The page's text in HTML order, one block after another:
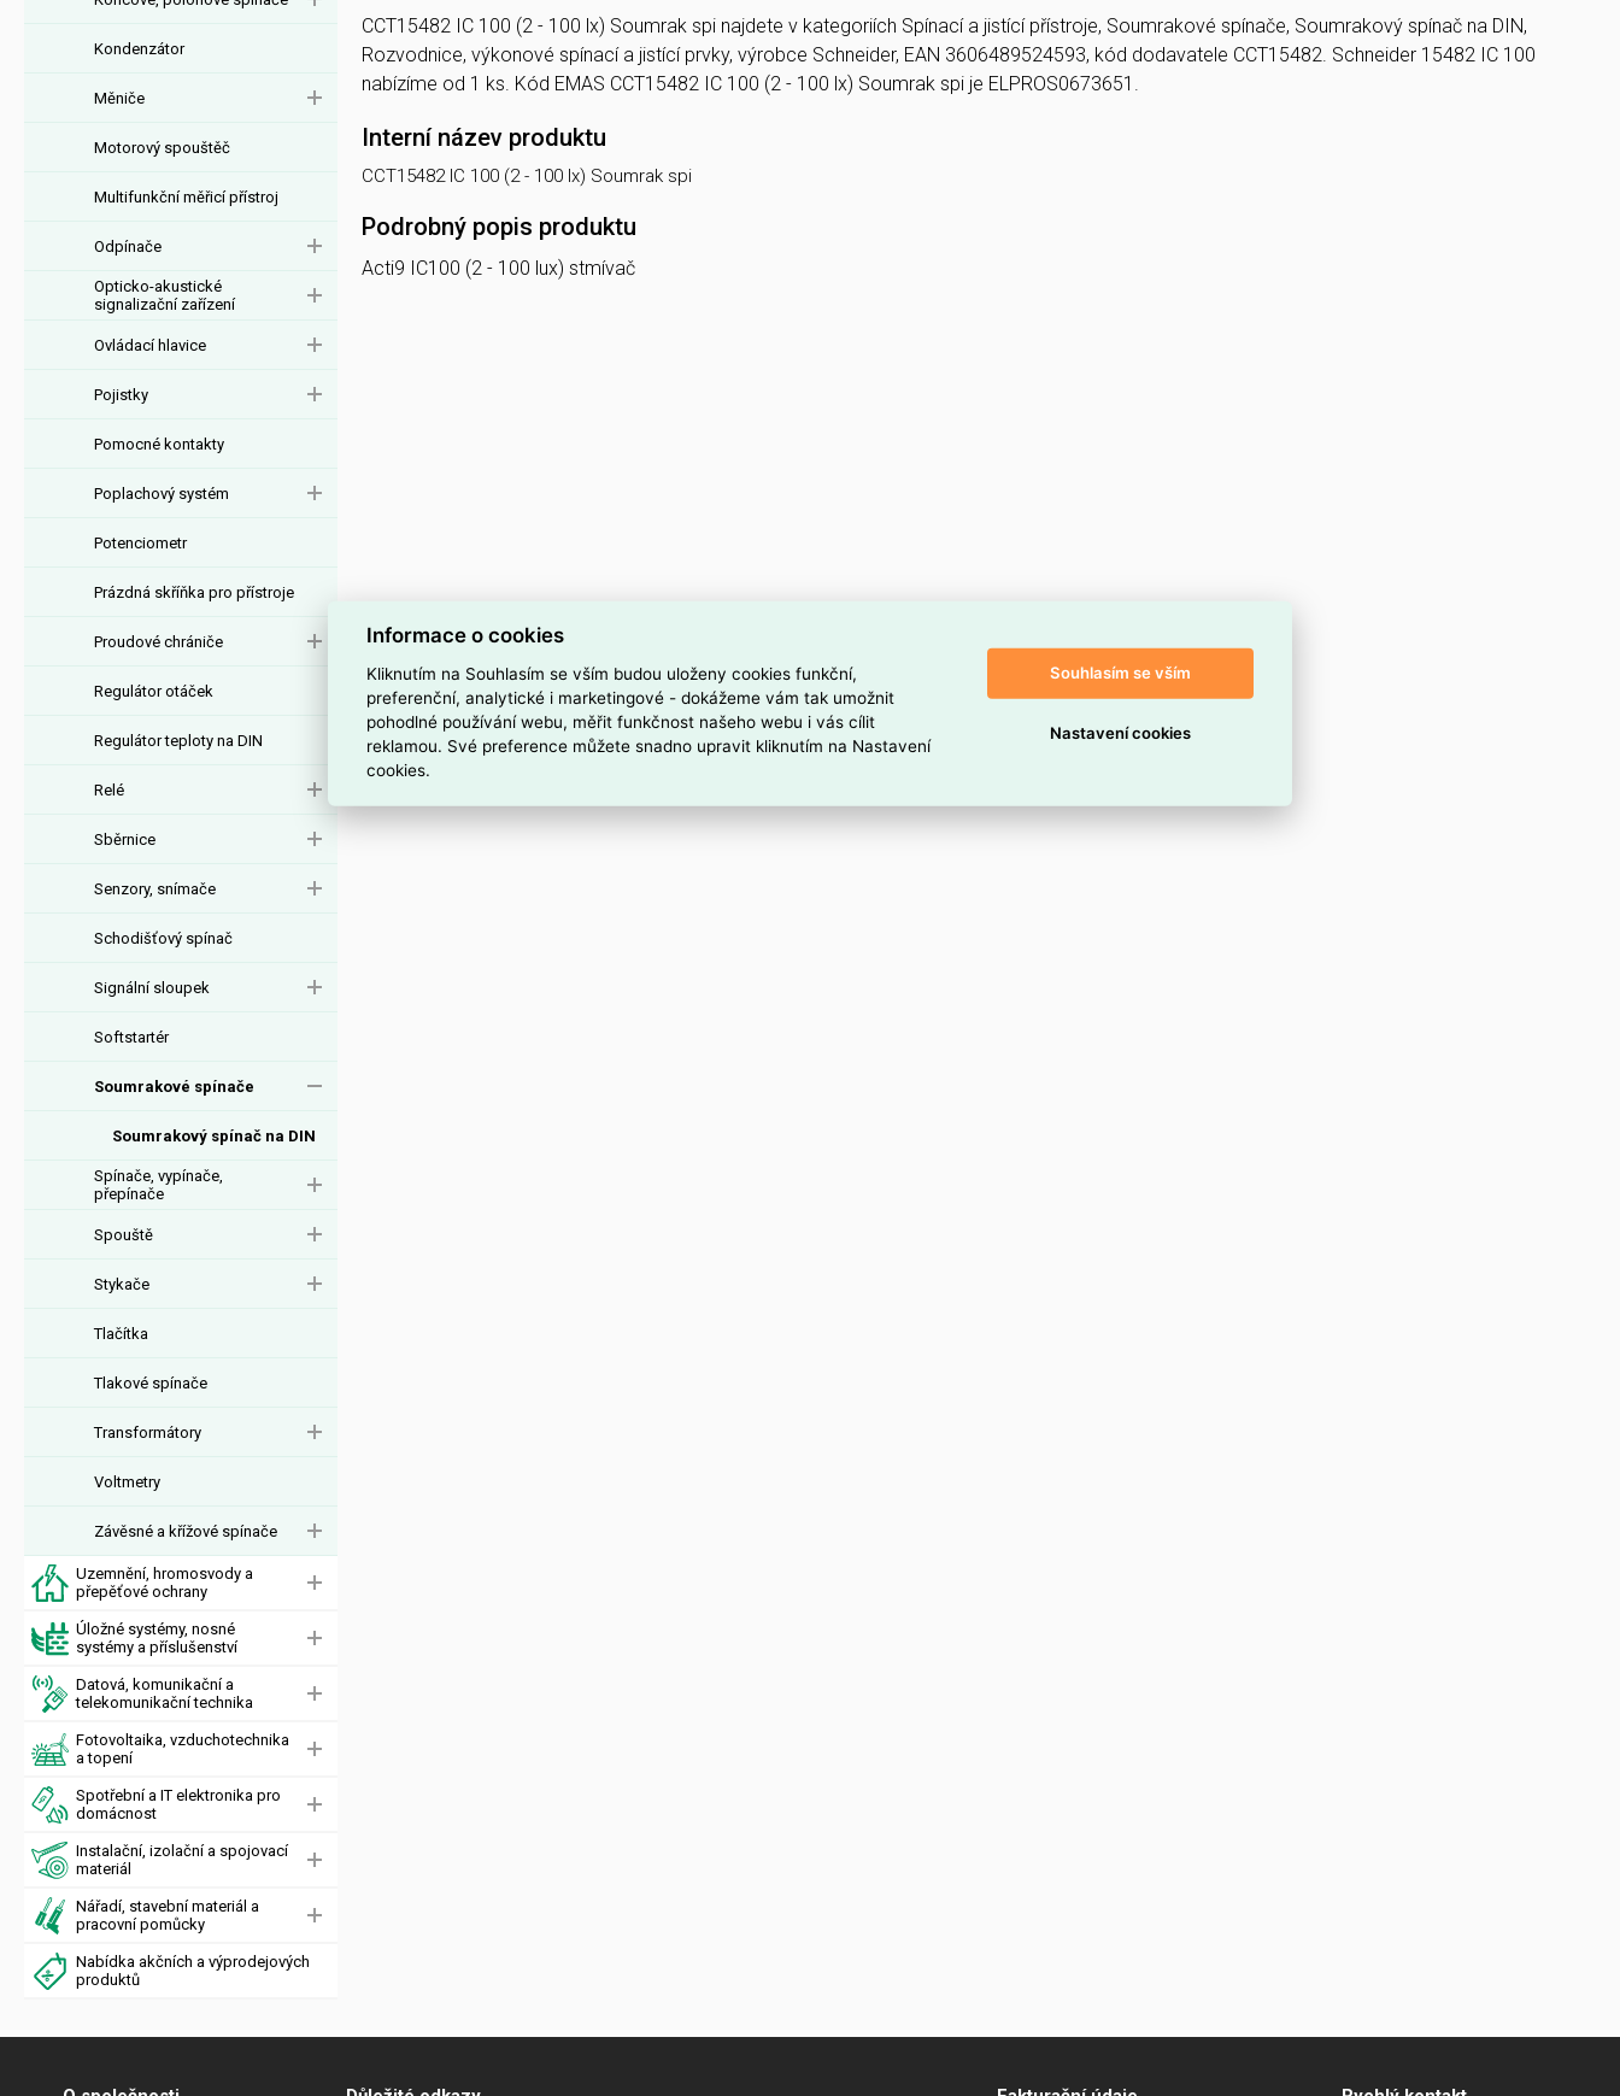
Kondenzátor
Měniče
Motorový spouštěč
Multifunkční měřicí přístroj
Odpínače
Opticko-akustické
signalizační zařízení
Ovládací hlavice
Pojistky
Pomocné kontakty
Poplachový systém
Potenciometr
Prázdná skříňka pro přístroje
Proudové chrániče
Regulátor otáček
Regulátor teploty na DIN
Relé
Sběrnice
Senzory, snímače
Schodišťový spínač
Signální sloupek
Softstartér
Soumrakové spínače
Soumrakový spínač na DIN
Spínače, vypínače,
přepínače
Spouště
Stykače
Tlačítka
Tlakové spínače
Transformátory
Voltmetry
Závěsné a křížové spínače
Uzemnění, hromosvody a
přepěťové ochrany
Úložné systémy, nosné
systémy a příslušenství
Datová, komunikační a
telekomunikační technika
Fotovoltaika, vzduchotechnika
a topení
Spotřební a IT elektronika pro
domácnost
Instalační, izolační a spojovací
materiál
Nářadí, stavební materiál a
pracovní pomůcky
Nabídka akčních a výprodejových
produktů
CCT15482 IC 100 (2 - 100 lx) Soumrak spi najdete v kategoriích Spínací a jistící přístroje, Soumrakové spínače, Soumrakový spínač na DIN,
Rozvodnice, výkonové spínací a jistící prvky, výrobce Schneider, EAN 3606489524593, kód dodavatele CCT15482. Schneider 15482 IC 100
nabízíme od 1 ks. Kód EMAS CCT15482 IC 100 (2 - 100 lx) Soumrak spi je ELPROS0673651.
Interní název produktu
CCT15482 IC 100 (2 - 100 lx) Soumrak spi
Podrobný popis produktu
Acti9 IC100 (2 - 100 lux) stmívač
Informace o cookies
Kliknutím na Souhlasím se vším budou uloženy cookies funkční,
preferenční, analytické i marketingové - dokážeme vám tak umožnit
pohodlné používání webu, měřit funkčnost našeho webu i vás cílit
reklamou. Své preference můžete snadno upravit kliknutím na Nastavení
cookies.
Souhlasím se vším
Nastavení cookies